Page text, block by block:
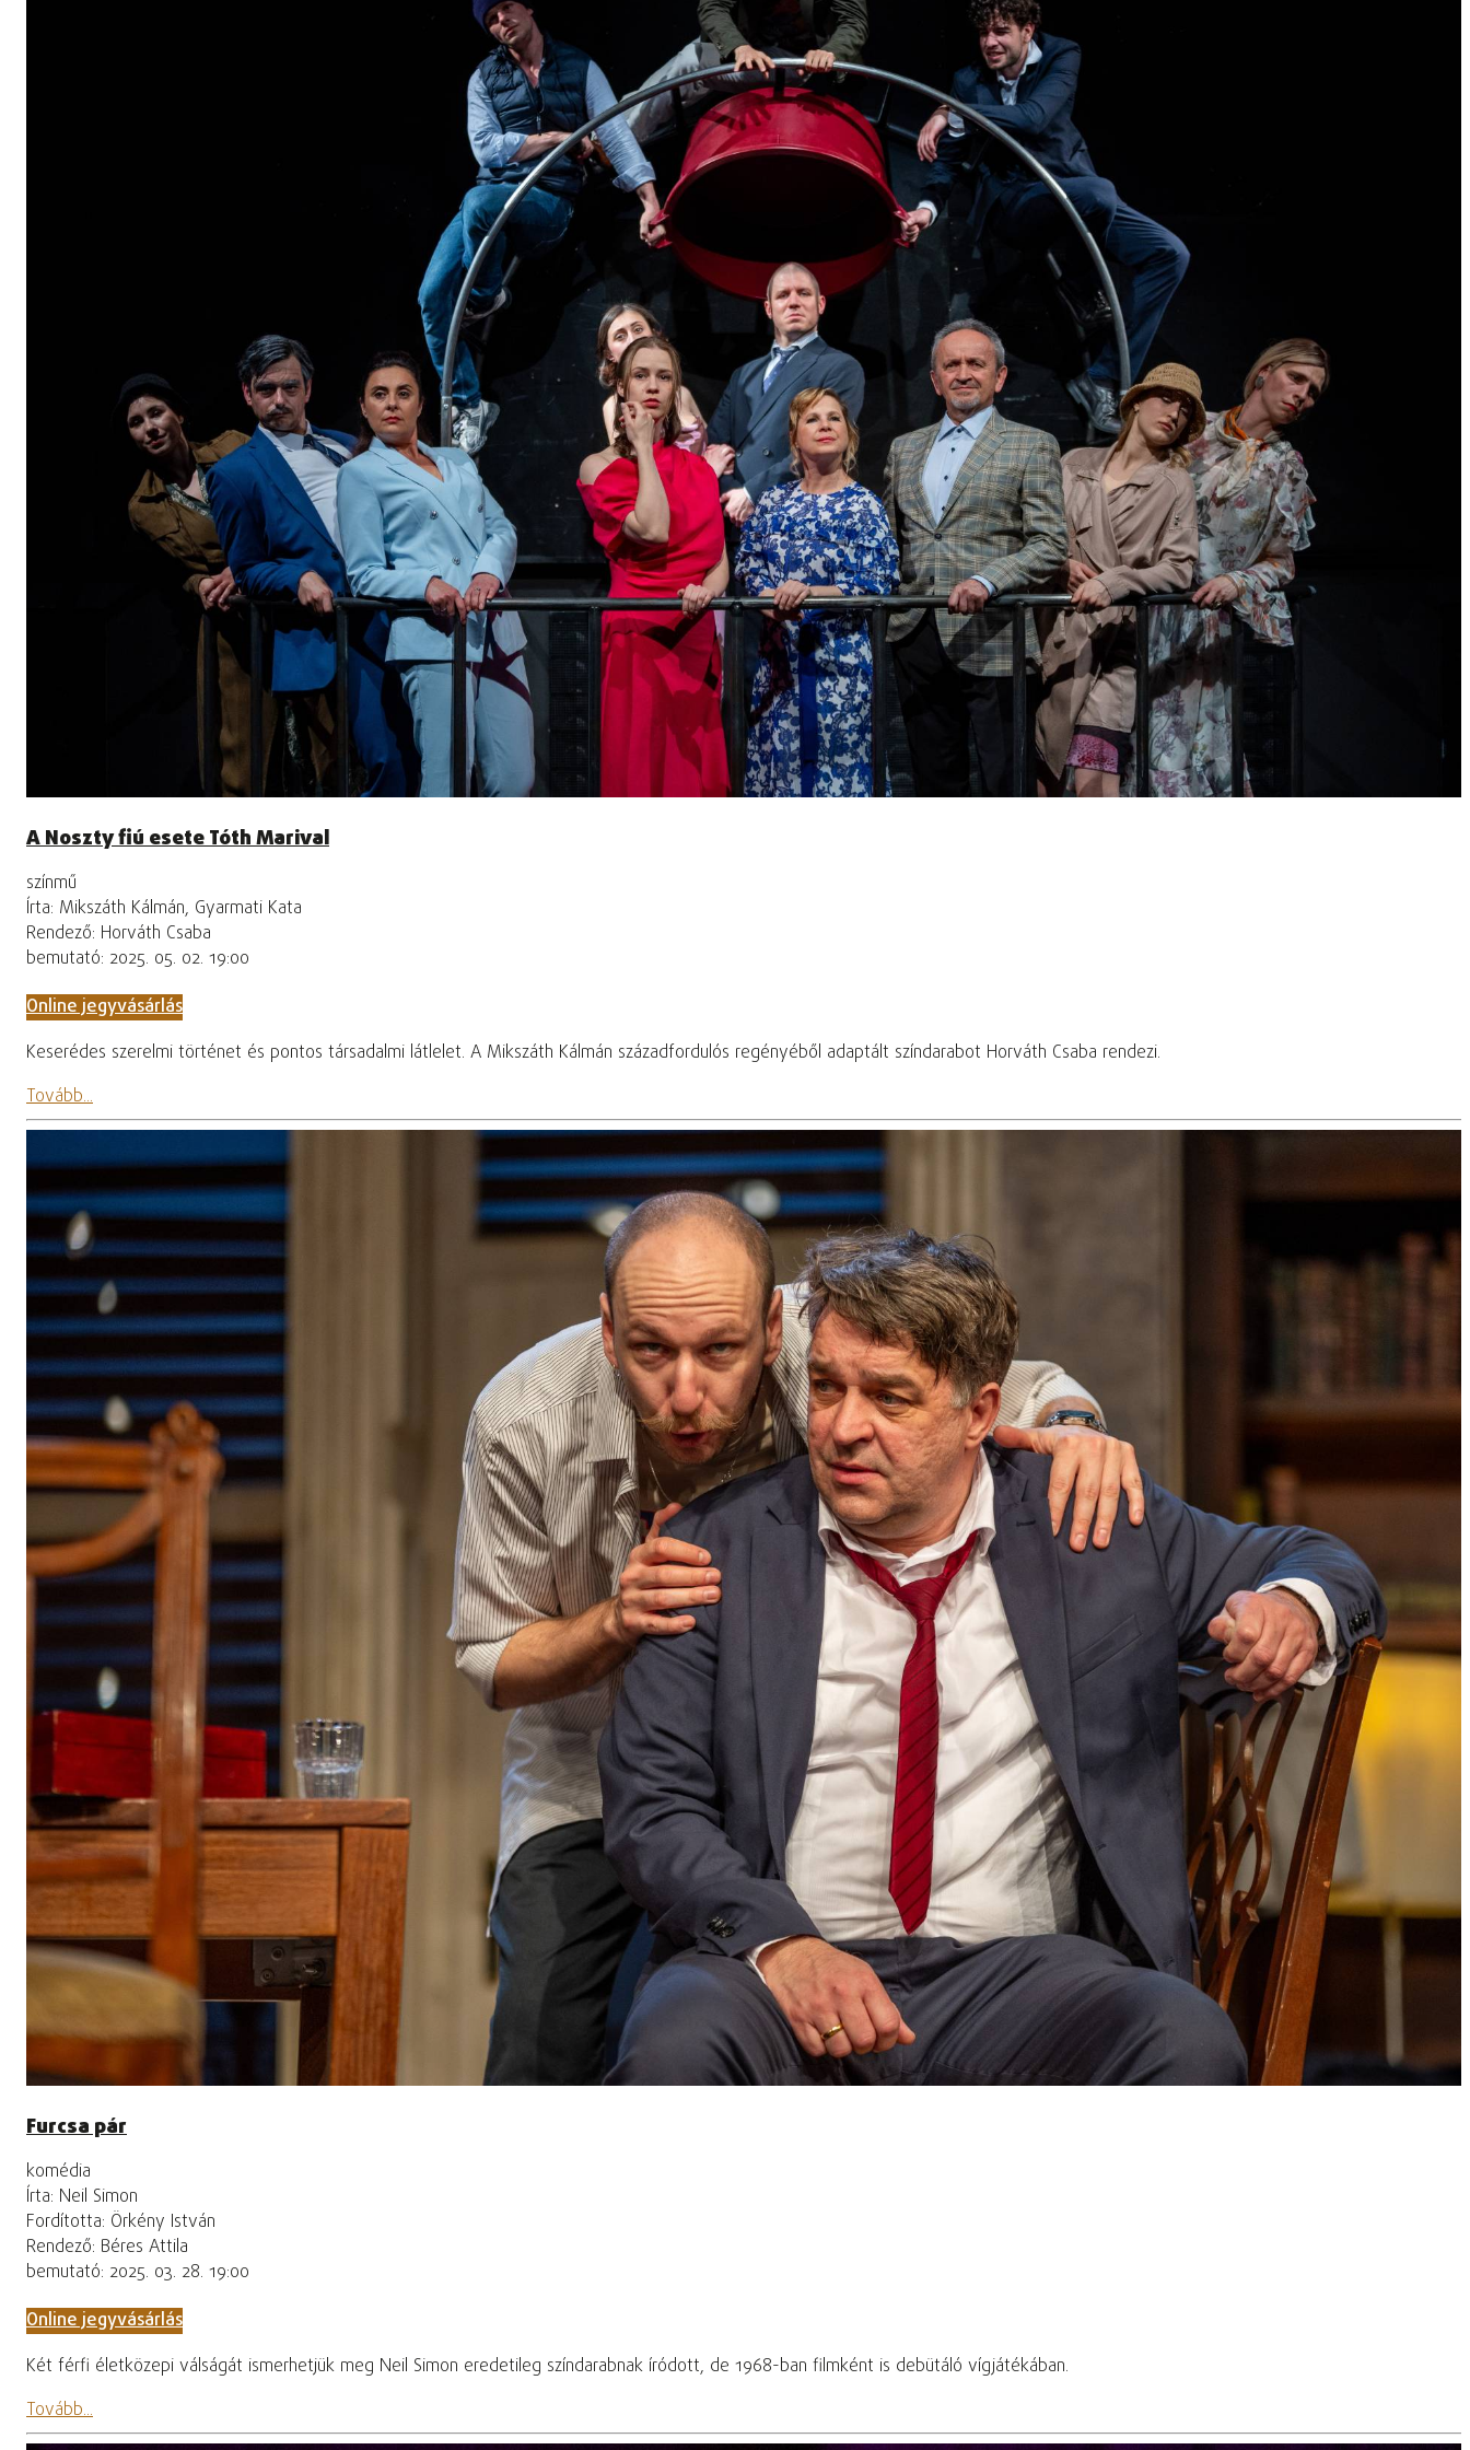
A Noszty fiú esete Tóth Marival
színmű
Írta: Mikszáth Kálmán, Gyarmati Kata
Rendező: Horváth Csaba
bemutató: 2025. 05. 02. 19:00
Online jegyvásárlás
Keserédes szerelmi történet és pontos társadalmi látlelet. A Mikszáth Kálmán századfordulós regényéből adaptált színdarabot Horváth Csaba rendezi.
Tovább...
Furcsa pár
komédia
Írta: Neil Simon
Fordította: Örkény István
Rendező: Béres Attila
bemutató: 2025. 03. 28. 19:00
Online jegyvásárlás
Két férfi életközepi válságát ismerhetjük meg Neil Simon eredetileg színdarabnak íródott, de 1968-ban filmként is debütáló vígjátékában.
Tovább...